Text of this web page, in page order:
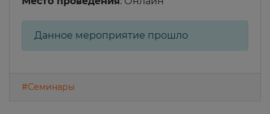
Данное мероприятие прошло
#Семинары